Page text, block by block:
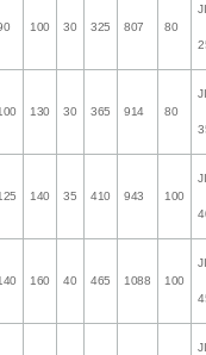
100 30 325 807 80
130 30 365 914 80
140 35 410 943 100
160 40 465 1088 100